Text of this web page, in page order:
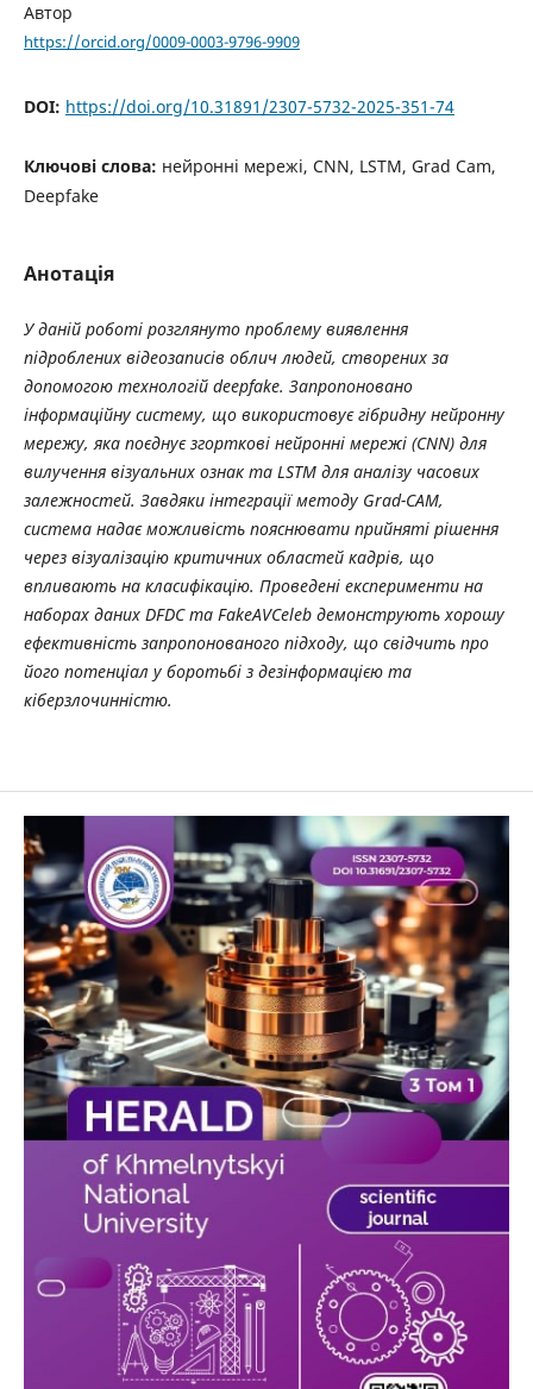
Автор
https://orcid.org/0009-0003-9796-9909
DOI: https://doi.org/10.31891/2307-5732-2025-351-74
Ключові слова: нейронні мережі, CNN, LSTM, Grad Cam,
Deepfake
Анотація
У даній роботі розглянуто проблему виявлення
підроблених відеозаписів облич людей, створених за
допомогою технологій deepfake. Запропоновано
інформаційну систему, що використовує гібридну нейронну
мережу, яка поєднує згорткові нейронні мережі (CNN) для
вилучення візуальних ознак та LSTM для аналізу часових
залежностей. Завдяки інтеграції методу Grad-CAM,
система надає можливість пояснювати прийняті рішення
через візуалізацію критичних областей кадрів, що
впливають на класифікацію. Проведені експерименти на
наборах даних DFDC та FakeAVCeleb демонструють хорошу
ефективність запропонованого підходу, що свідчить про
його потенціал у боротьбі з дезінформацією та
кіберзлочинністю.